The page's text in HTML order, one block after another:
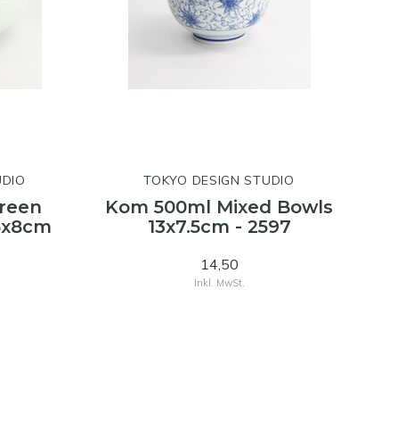
TOKYO DESIGN STUDIO
Kom 500ml Mixed Bowls
13x7.5cm - 2597
14,50
Inkl. MwSt.